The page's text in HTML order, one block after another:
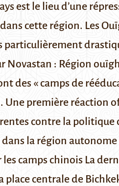
est le lieu d’une
cette région. Les
particulièrement
Novastan : Région
des « camps de
. Une première réaction
contre la politique
la région
camps chinois La
place centrale de